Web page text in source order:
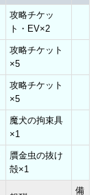
攻略チケッ
ト・EV×2
攻略チケット
×5
攻略チケット
×5
魔犬の拘束具
×1
贋金虫の抜け
殻×1
備